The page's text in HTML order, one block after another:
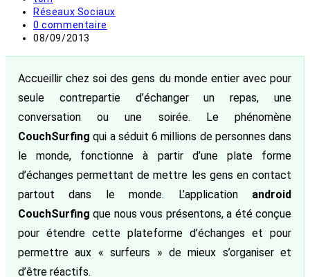
de
la
publication :
Post
category:
Réseaux Sociaux
Commentaires
de
0 commentaire
Publication
08/09/2013
Accueillir chez soi des gens du monde entier avec pour
seule contrepartie d’échanger un repas, une
conversation ou une soirée. Le phénomène
CouchSurfing qui a séduit 6 millions de personnes dans
le monde, fonctionne à partir d’une plate forme
d’échanges permettant de mettre les gens en contact
partout dans le monde. L’application android
CouchSurfing que nous vous présentons, a été conçue
pour étendre cette plateforme d’échanges et pour
permettre aux « surfeurs » de mieux s’organiser et
d’être réactifs.